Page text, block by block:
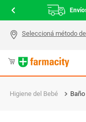
Higiene del Bebé